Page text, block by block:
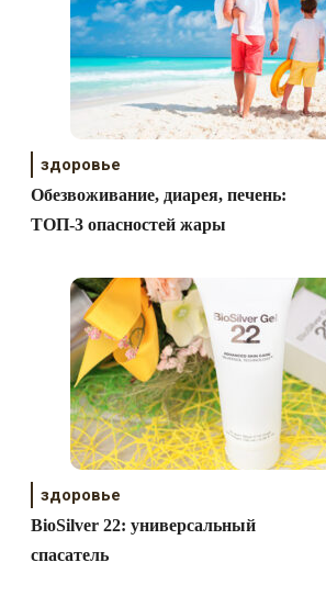
здоровье
Обезвоживание, диарея, печень:
ТОП-3 опасностей жары
здоровье
BioSilver 22: универсальный
спасатель